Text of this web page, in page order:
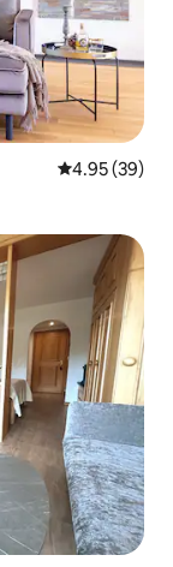
Ukadiriaji wa
4.95 (39)